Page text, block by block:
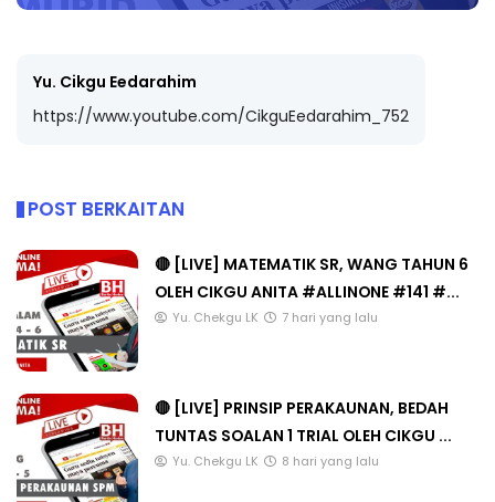
Yu. Cikgu Eedarahim
https://www.youtube.com/CikguEedarahim_752
POST BERKAITAN
🔴 [LIVE] MATEMATIK SR, WANG TAHUN 6
OLEH CIKGU ANITA #ALLINONE #141 #...
Yu. Chekgu LK 7 hari yang lalu
🔴 [LIVE] PRINSIP PERAKAUNAN, BEDAH
TUNTAS SOALAN 1 TRIAL OLEH CIKGU ...
Yu. Chekgu LK 8 hari yang lalu